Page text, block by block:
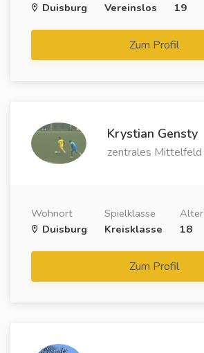
Duisburg
Vereinslos
19
Zum Profil
Krystian Gensty
zentrales Mittelfeld
Wohnort
Duisburg
Spielklasse
Kreisklasse
Alter
18
Zum Profil